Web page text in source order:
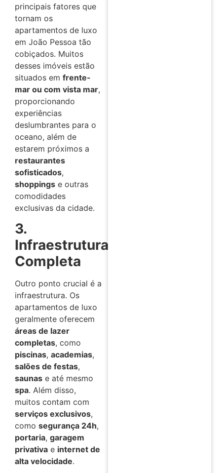
principais fatores que
tornam os
apartamentos de luxo
em João Pessoa tão
cobiçados. Muitos
desses imóveis estão
situados em frente-
mar ou com vista mar,
proporcionando
experiências
deslumbrantes para o
oceano, além de
estarem próximos a
restaurantes
sofisticados,
shoppings e outras
comodidades
exclusivas da cidade.
3.
Infraestrutura
Completa
Outro ponto crucial é a
infraestrutura. Os
apartamentos de luxo
geralmente oferecem
áreas de lazer
completas, como
piscinas, academias,
salões de festas,
saunas e até mesmo
spa. Além disso,
muitos contam com
serviços exclusivos,
como segurança 24h,
portaria, garagem
privativa e internet de
alta velocidade.